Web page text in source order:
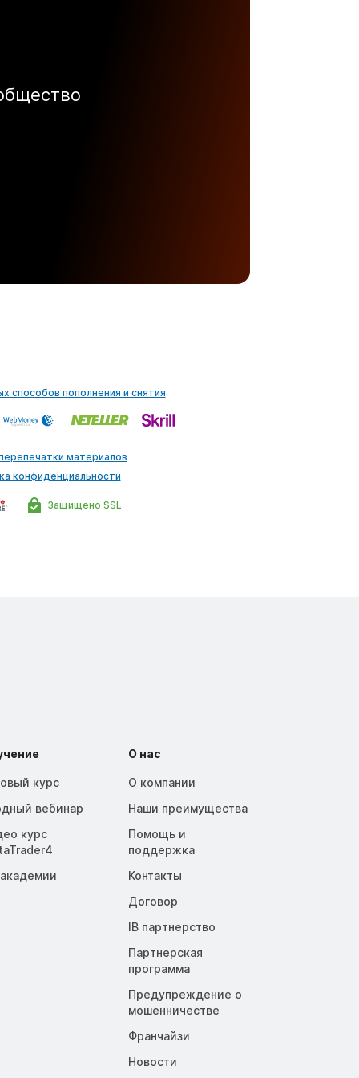
способов пополнения и снятия
Защищено SSL
материалов
конфиденциальности
курс
вебинар
курс
О нас
О компании
Наши преимущества
Помощь и
поддержка
Контакты
Договор
IB партнерство
Партнерская
программа
Предупреждение о
мошенничестве
Франчайзи
Новости